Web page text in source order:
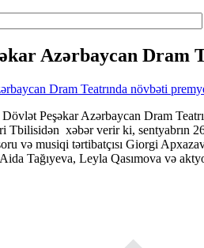
Azərbaycan Dram
Peşəkar Azərbaycan Dram
xəbər verir ki, sentyabrın
və musiqi tərtibatçısı Giorgi
Tağıyeva, Leyla Qasımova və